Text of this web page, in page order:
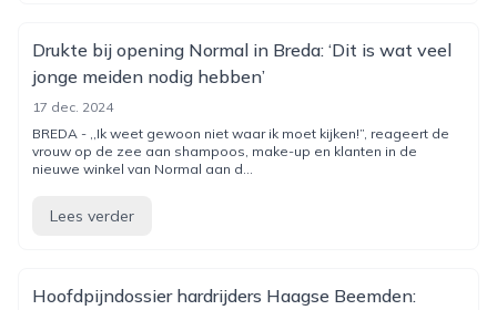
Drukte bij opening Normal in Breda: ‘Dit is wat veel
jonge meiden nodig hebben’
17 dec. 2024
BREDA - ,,Ik weet gewoon niet waar ik moet kijken!”, reageert de
vrouw op de zee aan shampoos, make-up en klanten in de
nieuwe winkel van Normal aan d...
Lees verder
Hoofdpijndossier hardrijders Haagse Beemden: